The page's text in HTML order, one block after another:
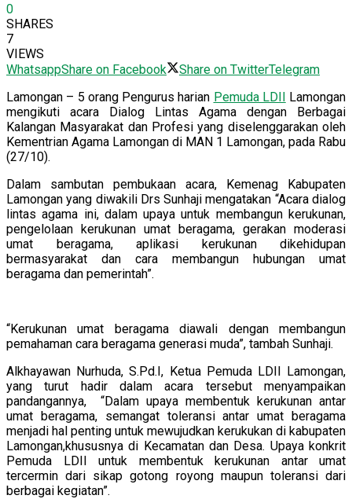
0
SHARES
7
VIEWS
WhatsappShare on Facebook Share on TwitterTelegram
Lamongan – 5 orang Pengurus harian Pemuda LDII Lamongan
mengikuti acara Dialog Lintas Agama dengan Berbagai
Kalangan Masyarakat dan Profesi yang diselenggarakan oleh
Kementrian Agama Lamongan di MAN 1 Lamongan, pada Rabu
(27/10).
Dalam sambutan pembukaan acara, Kemenag Kabupaten
Lamongan yang diwakili Drs Sunhaji mengatakan “Acara dialog
lintas agama ini, dalam upaya untuk membangun kerukunan,
pengelolaan kerukunan umat beragama, gerakan moderasi
umat beragama, aplikasi kerukunan dikehidupan
bermasyarakat dan cara membangun hubungan umat
beragama dan pemerintah”.
“Kerukunan umat beragama diawali dengan membangun
pemahaman cara beragama generasi muda”, tambah Sunhaji.
Alkhayawan Nurhuda, S.Pd.I, Ketua Pemuda LDII Lamongan,
yang turut hadir dalam acara tersebut menyampaikan
pandangannya, “Dalam upaya membentuk kerukunan antar
umat beragama, semangat toleransi antar umat beragama
menjadi hal penting untuk mewujudkan kerukukan di kabupaten
Lamongan,khususnya di Kecamatan dan Desa. Upaya konkrit
Pemuda LDII untuk membentuk kerukunan antar umat
tercermin dari sikap gotong royong maupun toleransi dari
berbagai kegiatan”.